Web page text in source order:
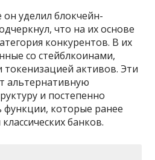
уделил блокчейн-
что на их основе
конкурентов. В их
со стейблкоинами,
активов. Эти
альтернативную
и постепенно
которые ранее
банков.